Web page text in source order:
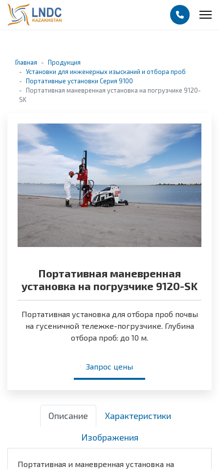
Главная
Продукция
Установки для инженерных изысканий и отбора проб
Портативные установки Серия 9100
Портативная маневренная установка на погрузчике 9120-
SK
Портативная маневренная
установка на погрузчике 9120-SK
Портативная установка для отбора проб почвы
на гусеничной тележке-погрузчике. Глубина
отбора проб: до 10 м.
Запрос цены
Описание
Характеристики
Изображения
Портативная и маневренная установка на